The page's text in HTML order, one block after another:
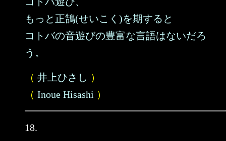
もっと正鵠(せいこく)を期すると
コトバの音遊びの豊富な言語はないだろ
う。
（ 井上ひさし ）
（ Inoue Hisashi ）
18.